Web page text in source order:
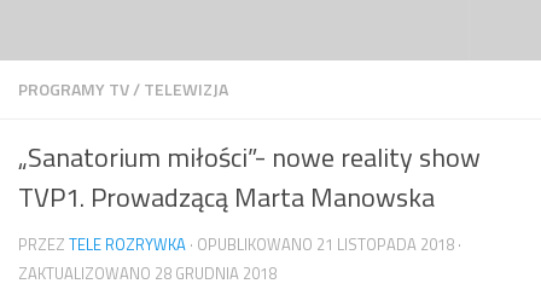
PROGRAMY TV/TELEWIZJA
„Sanatorium miłości”- nowe reality show
TVP1. Prowadzącą Marta Manowska
PRZEZ TELE ROZRYWKA · OPUBLIKOWANO 21 LISTOPADA 2018 ·
ZAKTUALIZOWANO 28 GRUDNIA 2018